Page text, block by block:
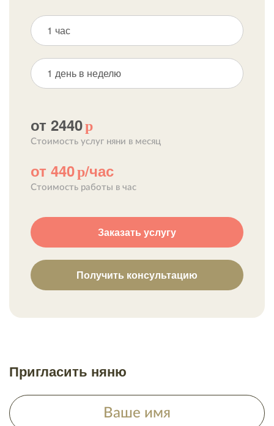
1 час
1 день в неделю
от 2440р
Стоимость услуг няни в месяц
от 440р/час
Стоимость работы в час
Заказать услугу
Получить консультацию
Пригласить няню